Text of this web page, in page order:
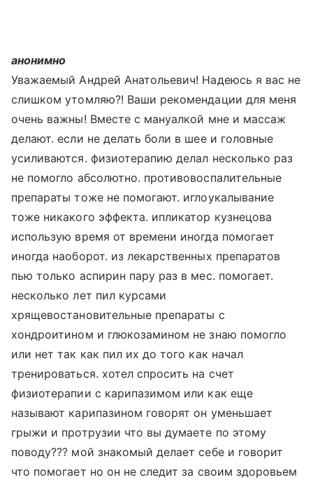
анонимно
Уважаемый Андрей Анатольевич! Надеюсь я вас не
слишком утомляю?! Ваши рекомендации для меня
очень важны! Вместе с мануалкой мне и массаж
делают. если не делать боли в шее и головные
усиливаются. физиотерапию делал несколько раз
не помогло абсолютно. противовоспалительные
препараты тоже не помогают. иглоукалывание
тоже никакого эффекта. ипликатор кузнецова
использую время от времени иногда помогает
иногда наоборот. из лекарственных препаратов
пью только аспирин пару раз в мес. помогает.
несколько лет пил курсами
хрящевостановительные препараты с
хондроитином и глюкозамином не знаю помогло
или нет так как пил их до того как начал
тренироваться. хотел спросить на счет
физиотерапии с карипазимом или как еще
называют карипазином говорят он уменьшает
грыжи и протрузии что вы думаете по этому
поводу??? мой знакомый делает себе и говорит
что помогает но он не следит за своим здоровьем